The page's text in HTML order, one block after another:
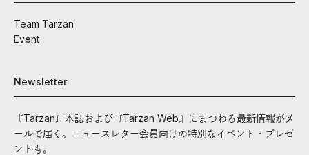
Team Tarzan
Event
Newsletter
『Tarzan』本誌および『Tarzan Web』にまつわる最新情報がメ
ールで届く。ニュースレター会員向けの特別なイベント・プレゼ
ントも。